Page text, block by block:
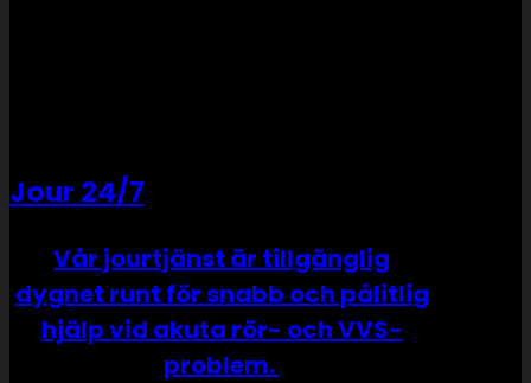
Jour 24/7
Vår jourtjänst är tillgänglig
dygnet runt för snabb och pålitlig
hjälp vid akuta rör- och VVS-
problem.